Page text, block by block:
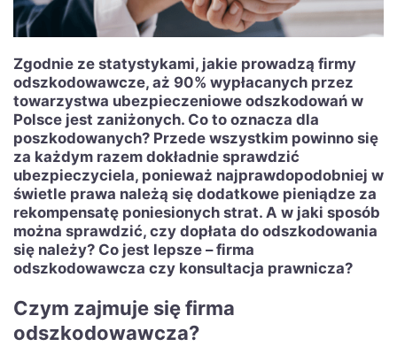
Zgodnie ze statystykami, jakie prowadzą firmy
odszkodowawcze, aż 90% wypłacanych przez
towarzystwa ubezpieczeniowe odszkodowań w
Polsce jest zaniżonych. Co to oznacza dla
poszkodowanych? Przede wszystkim powinno się
za każdym razem dokładnie sprawdzić
ubezpieczyciela, ponieważ najprawdopodobniej w
świetle prawa należą się dodatkowe pieniądze za
rekompensatę poniesionych strat. A w jaki sposób
można sprawdzić, czy dopłata do odszkodowania
się należy? Co jest lepsze – firma
odszkodowawcza czy konsultacja prawnicza?
Czym zajmuje się firma
odszkodowawcza?